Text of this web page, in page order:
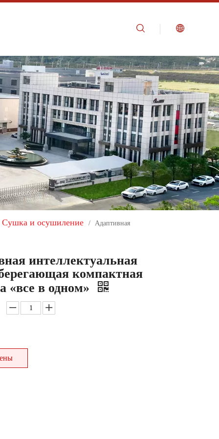
Сушка и осушиление / Адаптивная
интеллектуальная
компактная
«все в одном»